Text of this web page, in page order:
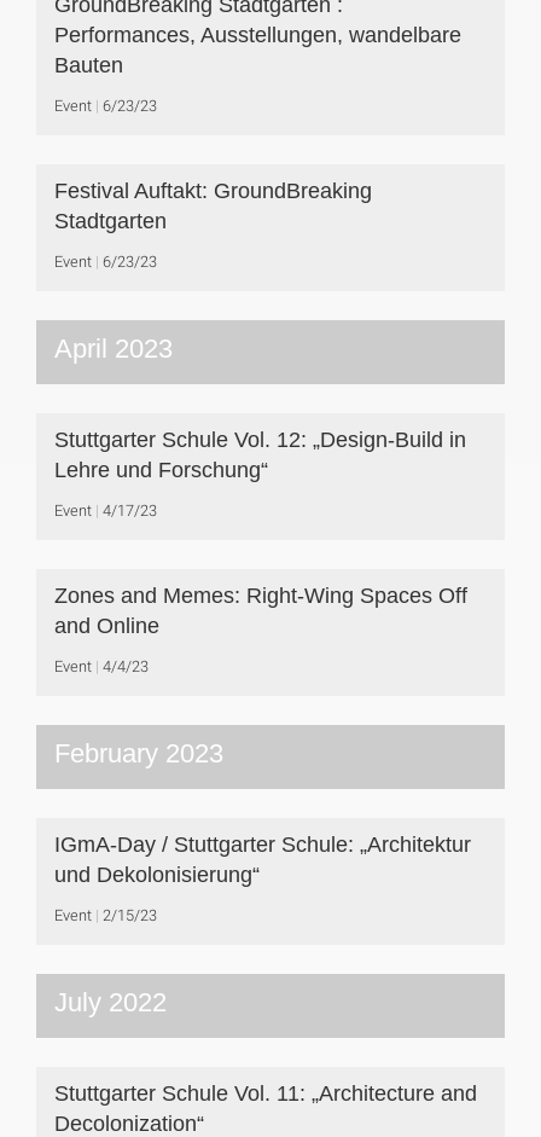
GroundBreaking Stadtgarten :
Performances, Ausstellungen, wandelbare
Bauten
Event 6/23/23
Festival Auftakt: GroundBreaking
Stadtgarten
Event 6/23/23
April 2023
Stuttgarter Schule Vol. 12: „Design-Build in
Lehre und Forschung“
Event 4/17/23
Zones and Memes: Right-Wing Spaces Off
and Online
Event 4/4/23
February 2023
IGmA-Day / Stuttgarter Schule: „Architektur
und Dekolonisierung“
Event 2/15/23
July 2022
Stuttgarter Schule Vol. 11: „Architecture and
Decolonization“